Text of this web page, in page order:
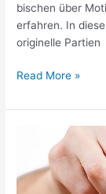
bischen über
erfahren. In
originelle Partien
Geschichten
dem
Schachproblem-
Read More »